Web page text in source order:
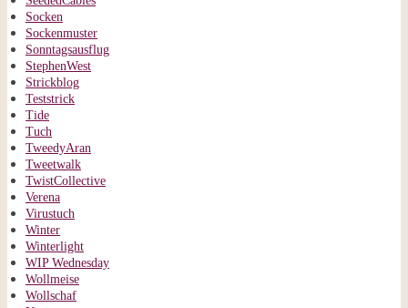
Socken
Sockenmuster
Sonntagsausflug
StephenWest
Strickblog
Teststrick
Tide
Tuch
TweedyAran
Tweetwalk
TwistCollective
Verena
Virustuch
Winter
Winterlight
WIP Wednesday
Wollmeise
Wollschaf